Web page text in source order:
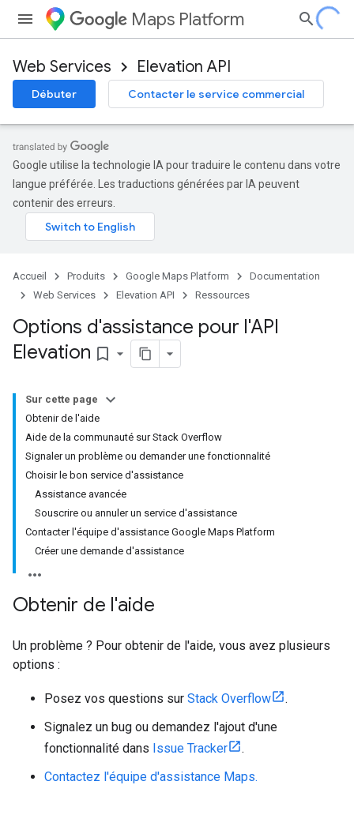
Maps Platform
Web Services Elevation API
Débuter Contacter le service commercial
Google utilise la technologie IA pour traduire le contenu dans votre
langue préférée. Les traductions générées par IA peuvent
contenir des erreurs.
Accueil Produits Google Maps Platform
Documentation
Web Services
Elevation API Ressources
Options d'assistance pour l'API
Elevation bookmark_border
Sur cette page
Obtenir de l'aide
Aide de la communauté sur Stack Overflow
Signaler un problème ou demander une fonctionnalité
Choisir le bon service d'assistance
Assistance avancée
Souscrire ou annuler un service d'assistance
Contacter l'équipe d'assistance Google Maps Platform
Créer une demande d'assistance
Obtenir de l'aide
Un problème ? Pour obtenir de l'aide, vous avez plusieurs
options :
Posez vos questions sur Stack Overflow
.
Signalez un bug ou demandez l'ajout d'une
fonctionnalité dans Issue Tracker
.
Contactez l'équipe d'assistance Maps.